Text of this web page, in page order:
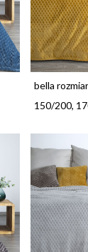
bella
150/200,